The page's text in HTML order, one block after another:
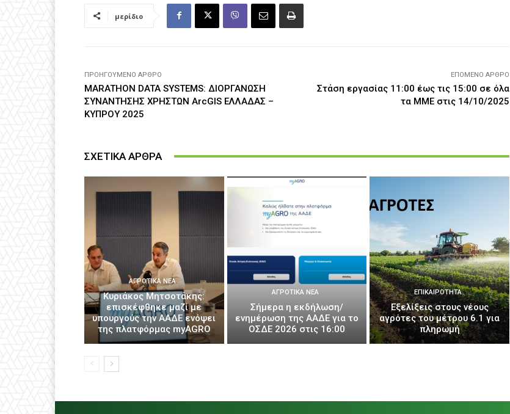
μερίδιο
ΠΡΟΗΓΟΎΜΕΝΟ ΆΡΘΡΟ
MARATHON DATA SYSTEMS: ΔΙΟΡΓΑΝΩΣΗ
ΣΥΝΑΝΤΗΣΗΣ ΧΡΗΣΤΩΝ ArcGIS ΕΛΛΑΔΑΣ –
ΚΥΠΡΟΥ 2025
ΕΠΌΜΕΝΟ ΆΡΘΡΟ
Στάση εργασίας 11:00 έως τις 15:00 σε όλα
τα ΜΜΕ στις 14/10/2025
ΣΧΕΤΙΚΑ ΑΡΘΡΑ
ΑΓΡΟΤΙΚΆ ΝΈΑ
Κυριάκος Μητσοτάκης:
επισκέφθηκε μαζί με
υπουργούς την ΑΑΔΕ ενόψει
της πλατφόρμας myAGRO
ΑΓΡΟΤΙΚΆ ΝΈΑ
Σήμερα η εκδήλωση/
ενημέρωση της ΑΑΔΕ για το
ΟΣΔΕ 2026 στις 16:00
ΕΠΙΚΑΙΡΌΤΗΤΑ
Εξελίξεις στους νέους
αγρότες του μέτρου 6.1 για
πληρωμή